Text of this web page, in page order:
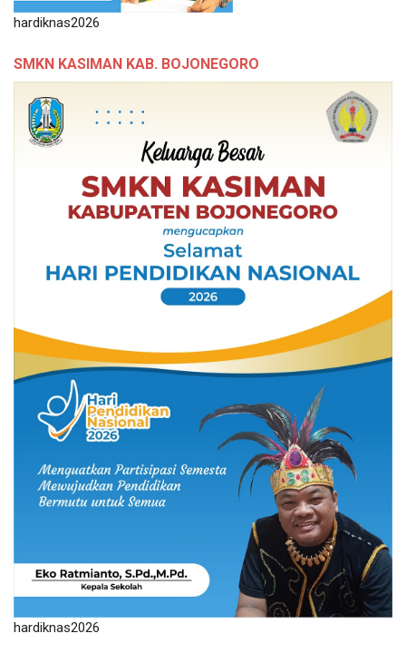
hardiknas2026
SMKN KASIMAN KAB. BOJONEGORO
hardiknas2026